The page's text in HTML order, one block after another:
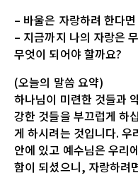
– 바울은 자랑하려 한다
– 지금까지 나의 자랑은
무엇이 되어야 할까요?
(오늘의 말씀 요약)
하나님이 미련한 것들과
강한 것들을 부끄럽게 하
게 하시려는 것입니다. 우
안에 있고 예수님은 우리
함이 되셨으니, 자랑하려